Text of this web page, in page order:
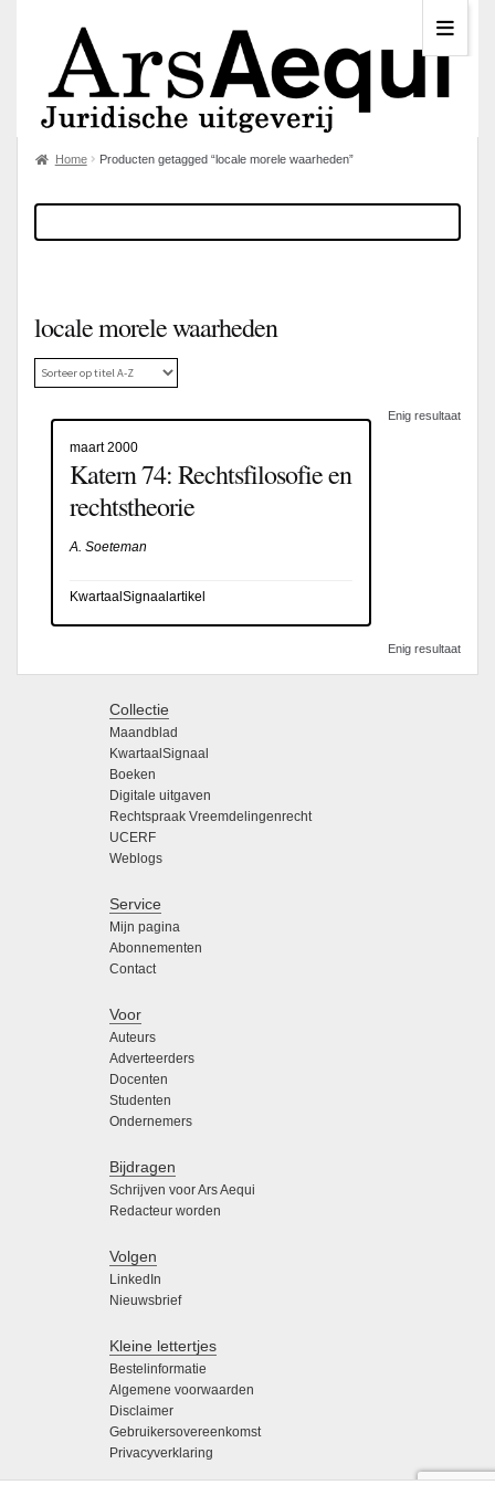
Home Producten getagged “locale morele waarheden”
locale morele waarheden
Enig resultaat
maart 2000
Katern 74: Rechtsfilosofie en
rechtstheorie
A. Soeteman
KwartaalSignaalartikel
Enig resultaat
Collectie
Maandblad
KwartaalSignaal
Boeken
Digitale uitgaven
Rechtspraak Vreemdelingenrecht
UCERF
Weblogs
Service
Mijn pagina
Abonnementen
Contact
Voor
Auteurs
Adverteerders
Docenten
Studenten
Ondernemers
Bijdragen
Schrijven voor Ars Aequi
Redacteur worden
Volgen
LinkedIn
Nieuwsbrief
Kleine lettertjes
Bestelinformatie
Algemene voorwaarden
Disclaimer
Gebruikersovereenkomst
Privacyverklaring